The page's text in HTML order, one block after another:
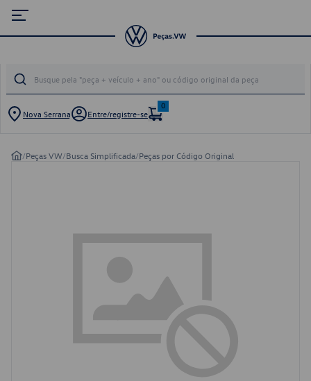
Nova Serrana Entre/registre-se
0
/Peças VW/Busca Simplificada/Peças por Código Original